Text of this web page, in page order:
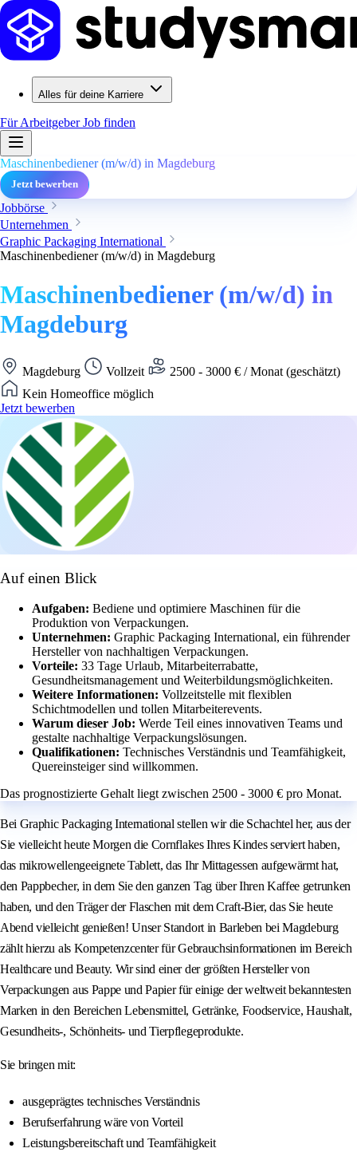
Alles für deine Karriere
Für ArbeitgeberJob finden
Maschinenbediener (m/w/d) in Magdeburg
Jetzt bewerben
Jobbörse
Unternehmen
Graphic Packaging International
Maschinenbediener (m/w/d) in Magdeburg
Maschinenbediener (m/w/d) in
Magdeburg
Magdeburg Vollzeit
2500 - 3000 € / Monat (geschätzt)
Kein Homeoffice möglich
Jetzt bewerben
Auf einen Blick
Aufgaben: Bediene und optimiere Maschinen für die
Produktion von Verpackungen.
Unternehmen: Graphic Packaging International, ein führender
Hersteller von nachhaltigen Verpackungen.
Vorteile: 33 Tage Urlaub, Mitarbeiterrabatte,
Gesundheitsmanagement und Weiterbildungsmöglichkeiten.
Weitere Informationen: Vollzeitstelle mit flexiblen
Schichtmodellen und tollen Mitarbeiterevents.
Warum dieser Job: Werde Teil eines innovativen Teams und
gestalte nachhaltige Verpackungslösungen.
Qualifikationen: Technisches Verständnis und Teamfähigkeit,
Quereinsteiger sind willkommen.
Das prognostizierte Gehalt liegt zwischen 2500 - 3000 € pro Monat.
Bei Graphic Packaging International stellen wir die Schachtel her, aus der
Sie vielleicht heute Morgen die Cornflakes Ihres Kindes serviert haben,
das mikrowellengeeignete Tablett, das Ihr Mittagessen aufgewärmt hat,
den Pappbecher, in dem Sie den ganzen Tag über Ihren Kaffee getrunken
haben, und den Träger der Flaschen mit dem Craft-Bier, das Sie heute
Abend vielleicht genießen! Unser Standort in Barleben bei Magdeburg
zählt hierzu als Kompetenzcenter für Gebrauchsinformationen im Bereich
Healthcare und Beauty. Wir sind einer der größten Hersteller von
Verpackungen aus Pappe und Papier für einige der weltweit bekanntesten
Marken in den Bereichen Lebensmittel, Getränke, Foodservice, Haushalt,
Gesundheits-, Schönheits- und Tierpflegeprodukte.
Sie bringen mit:
ausgeprägtes technisches Verständnis
Berufserfahrung wäre von Vorteil
Leistungsbereitschaft und Teamfähigkeit